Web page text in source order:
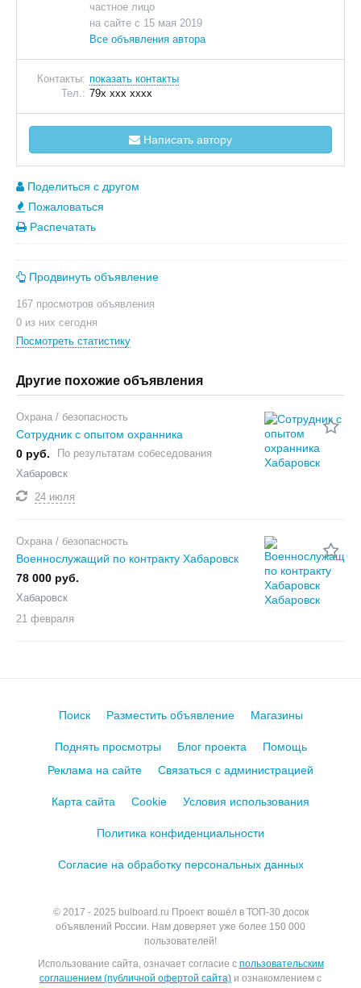
частное лицо
на сайте с 15 мая 2019
Все объявления автора
Контакты: показать контакты
Тел.: 79x xxx xxxx
Написать автору
Поделиться с другом
Пожаловаться
Распечатать
Продвинуть объявление
167 просмотров объявления
0 из них сегодня
Посмотреть статистику
Другие похожие объявления
Охрана / безопасность
Сотрудник с опытом охранника
0 руб.
По результатам собеседования
Хабаровск
24 июля
Охрана / безопасность
Военнослужащий по контракту Хабаровск
78 000 руб.
Хабаровск
21 февраля
© 2017 - 2025 bulboard.ru Проект вошёл в ТОП-30 досок
объявлений России. Нам доверяет уже более 150 000
пользователей!
Использование сайта, означает согласие с пользовательским
соглашением (публичной офертой сайта) и ознакомлением с
Поиск Разместить объявление Магазины
Поднять просмотры Блог проекта
Помощь
Реклама на сайте
Связаться с администрацией
Карта сайта Cookie Условия использования
Политика конфиденциальности
Согласие на обработку персональных данных